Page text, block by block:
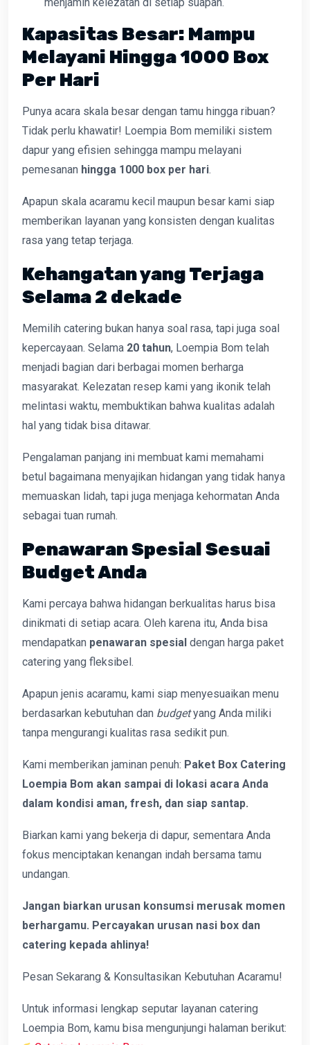
Kapasitas Besar: Mampu
Melayani Hingga 1000 Box
Per Hari
Punya acara skala besar dengan tamu hingga ribuan?
Tidak perlu khawatir! Loempia Bom memiliki sistem
dapur yang efisien sehingga mampu melayani
pemesanan hingga 1000 box per hari.
Apapun skala acaramu kecil maupun besar kami siap
memberikan layanan yang konsisten dengan kualitas
rasa yang tetap terjaga.
Kehangatan yang Terjaga
Selama 2 dekade
Memilih catering bukan hanya soal rasa, tapi juga soal
kepercayaan. Selama 20 tahun, Loempia Bom telah
menjadi bagian dari berbagai momen berharga
masyarakat. Kelezatan resep kami yang ikonik telah
melintasi waktu, membuktikan bahwa kualitas adalah
hal yang tidak bisa ditawar.
Pengalaman panjang ini membuat kami memahami
betul bagaimana menyajikan hidangan yang tidak hanya
memuaskan lidah, tapi juga menjaga kehormatan Anda
sebagai tuan rumah.
Penawaran Spesial Sesuai
Budget Anda
Kami percaya bahwa hidangan berkualitas harus bisa
dinikmati di setiap acara. Oleh karena itu, Anda bisa
mendapatkan penawaran spesial dengan harga paket
catering yang fleksibel.
Apapun jenis acaramu, kami siap menyesuaikan menu
berdasarkan kebutuhan dan budgetyang Anda miliki
tanpa mengurangi kualitas rasa sedikit pun.
Kami memberikan jaminan penuh: Paket Box Catering
Loempia Bom akan sampai di lokasi acara Anda
dalam kondisi aman, fresh, dan siap santap.
Biarkan kami yang bekerja di dapur, sementara Anda
fokus menciptakan kenangan indah bersama tamu
undangan.
Jangan biarkan urusan konsumsi merusak momen
berhargamu. Percayakan urusan nasi box dan
catering kepada ahlinya!
Pesan Sekarang & Konsultasikan Kebutuhan Acaramu!
Untuk informasi lengkap seputar layanan catering
Loempia Bom, kamu bisa mengunjungi halaman berikut: